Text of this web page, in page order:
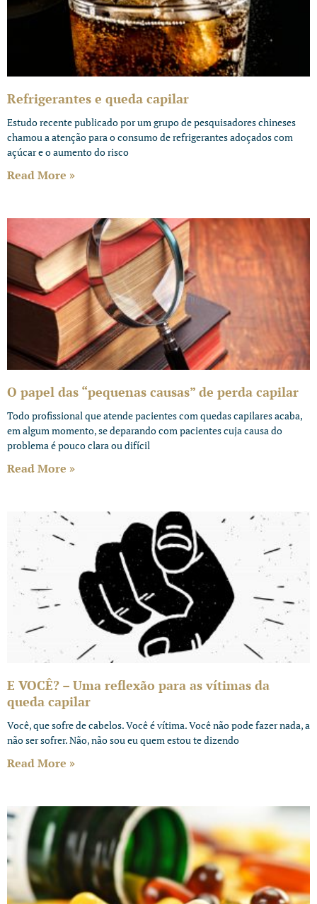
Refrigerantes e queda capilar
Estudo recente publicado por um grupo de pesquisadores chineses
chamou a atenção para o consumo de refrigerantes adoçados com
açúcar e o aumento do risco
Read More »
O papel das “pequenas causas” de perda capilar
Todo profissional que atende pacientes com quedas capilares acaba,
em algum momento, se deparando com pacientes cuja causa do
problema é pouco clara ou difícil
Read More »
E VOCÊ? – Uma reflexão para as vítimas da
queda capilar
Você, que sofre de cabelos. Você é vítima. Você não pode fazer nada, a
não ser sofrer. Não, não sou eu quem estou te dizendo
Read More »